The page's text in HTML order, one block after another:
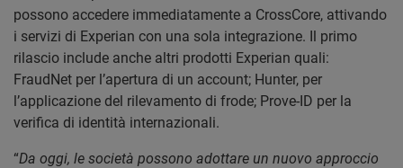
possono accedere immediatamente a CrossCore, attivando
i servizi di Experian con una sola integrazione. Il primo
rilascio include anche altri prodotti Experian quali:
FraudNet per l’apertura di un account; Hunter, per
l’applicazione del rilevamento di frode; Prove-ID per la
verifica di identità internazionali.
“Da oggi, le società possono adottare un nuovo approccio